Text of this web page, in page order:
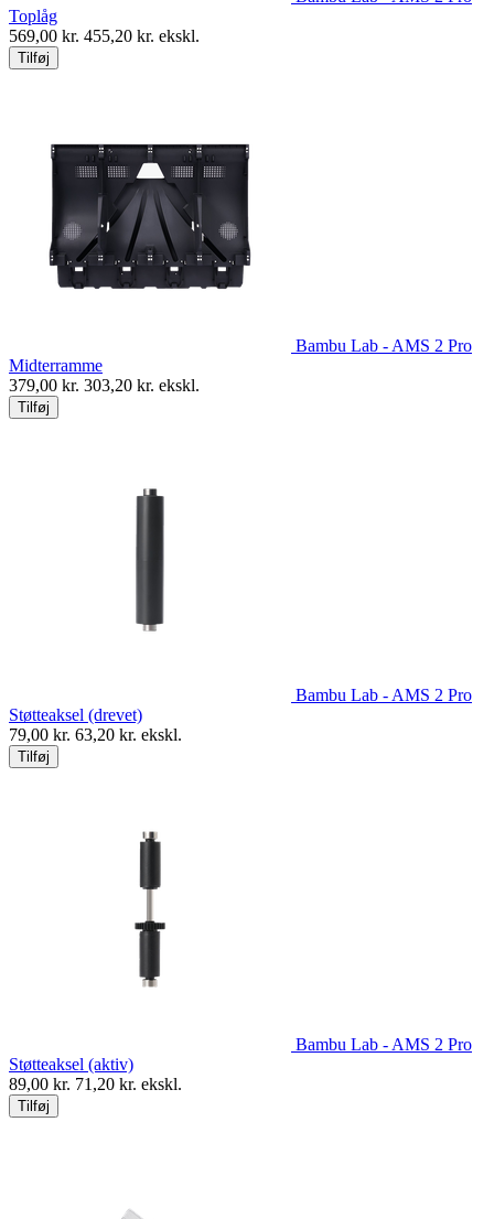
Toplåg
569,00 kr. 455,20 kr. ekskl.
Tilføj
Bambu Lab - AMS 2 Pro
Midterramme
379,00 kr. 303,20 kr. ekskl.
Tilføj
Bambu Lab - AMS 2 Pro
Støtteaksel (drevet)
79,00 kr. 63,20 kr. ekskl.
Tilføj
Bambu Lab - AMS 2 Pro
Støtteaksel (aktiv)
89,00 kr. 71,20 kr. ekskl.
Tilføj